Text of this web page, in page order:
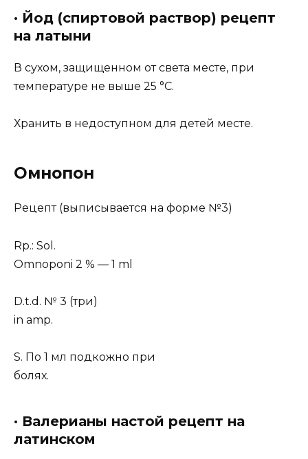
· Йод (спиртовой раствор) рецепт
на латыни
В сухом, защищенном от света месте, при
температуре не выше 25 °C.
Хранить в недоступном для детей месте.
Омнопон
Рецепт (выписывается на форме №3)
Rp.: Sol.
Omnoponi 2 % — 1 ml
D.t.d. № 3 (три)
in amp.
S. По 1 мл подкожно при
болях.
· Валерианы настой рецепт на
латинском